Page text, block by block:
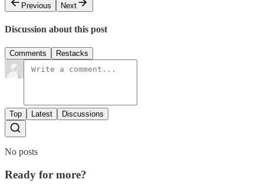
Previous
Next
Discussion about this post
Comments Restacks
Top Latest Discussions
No posts
Ready for more?